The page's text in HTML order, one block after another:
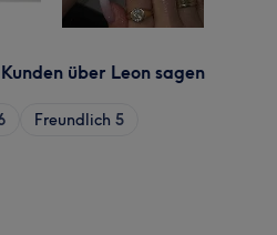
über Leon sagen
Freundlich 5